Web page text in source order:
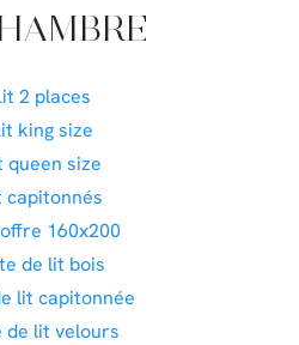
2 places
king size
queen size
capitonnés
160x200
de lit bois
lit capitonnée
de lit velours